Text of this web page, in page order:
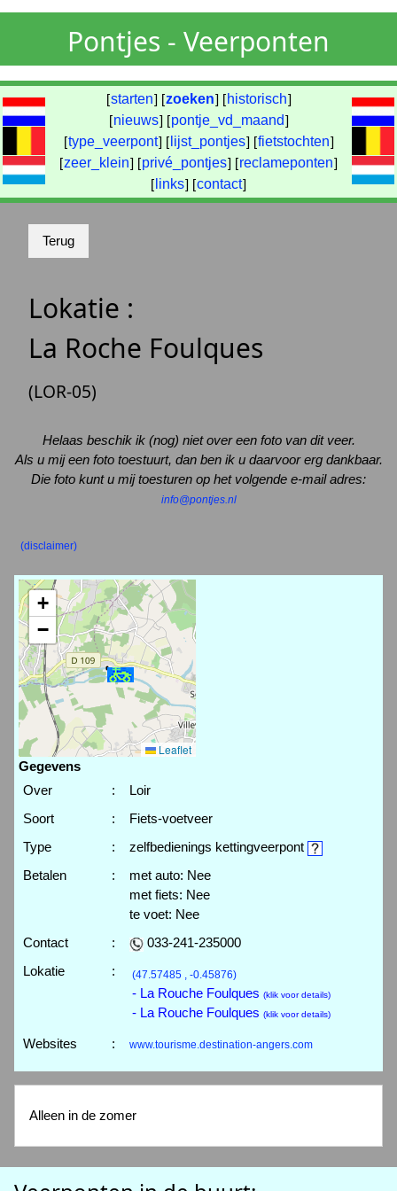
Pontjes - Veerponten
[starten] [zoeken] [ historisch]
[nieuws] [pontje_vd_maand]
[type_veerpont] [ lijst_pontjes] [fietstochten]
[zeer_klein] [privé_pontjes] [reclameponten]
[ links] [contact]
Lokatie :
La Roche Foulques
(LOR-05)
Helaas beschik ik (nog) niet over een foto van dit veer.
Als u mij een foto toestuurt, dan ben ik u daarvoor erg dankbaar.
Die foto kunt u mij toesturen op het volgende e-mail adres:
info@pontjes.nl
(disclaimer)
+
−
Leaflet
Gegevens
Over
:
Loir
Soort
:
Fiets-voetveer
Type
:
zelfbedienings kettingveerpont
Betalen
:
met auto: Nee
met fiets: Nee
te voet: Nee
Contact
:
033-241-235000
Lokatie
: (47.57485 , -0.45876)
- La Rouche Foulques (klik voor details)
- La Rouche Foulques (klik voor details)
Websites : www.tourisme.destination-angers.com
Alleen in de zomer